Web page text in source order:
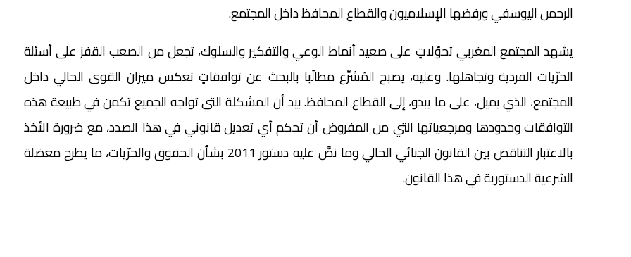
الرحمن اليوسفي ورفضها الإسلاميون والقطاع المحافظ داخل المجتمع.
يشهد المجتمع المغربي تحوّلاتٍ على صعيد أنماط الوعي والتفكير والسلوك، تجعل من الصعب القفز على أسئلة
الحرّيات الفردية وتجاهلها. وعليه، يصبح المُشرِّع مطالَبا بالبحث عن توافقاتٍ تعكس ميزان القوى الحالي داخل
المجتمع، الذي يميل، على ما يبدو، إلى القطاع المحافظ. بيد أن المشكلة التي تواجه الجميع تكمن في طبيعة هذه
التوافقات وحدودها ومرجعياتها التي من المفروض أن تحكم أي تعديل قانوني في هذا الصدد، مع ضرورة الأخذ
بالاعتبار التناقض بين القانون الجنائي الحالي وما نصَّ عليه دستور 2011 بشأن الحقوق والحرّيات، ما يطرح معضلة
الشرعية الدستورية في هذا القانون.